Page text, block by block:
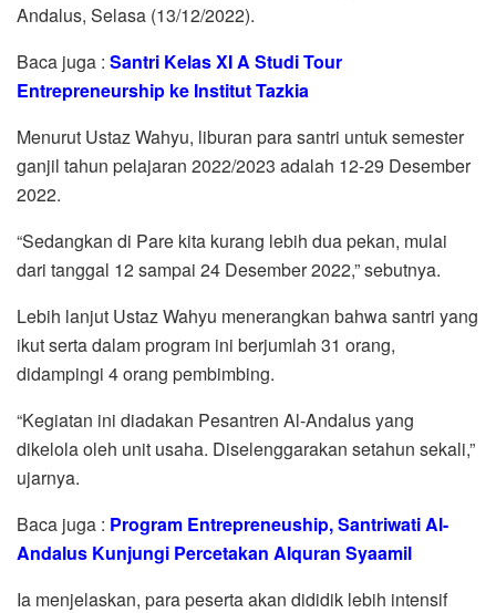
Andalus, Selasa (13/12/2022).
Baca juga : Santri Kelas XI A Studi Tour
Entrepreneurship ke Institut Tazkia
Menurut Ustaz Wahyu, liburan para santri untuk semester
ganjil tahun pelajaran 2022/2023 adalah 12-29 Desember
2022.
“Sedangkan di Pare kita kurang lebih dua pekan, mulai
dari tanggal 12 sampai 24 Desember 2022,” sebutnya.
Lebih lanjut Ustaz Wahyu menerangkan bahwa santri yang
ikut serta dalam program ini berjumlah 31 orang,
didampingi 4 orang pembimbing.
“Kegiatan ini diadakan Pesantren Al-Andalus yang
dikelola oleh unit usaha. Diselenggarakan setahun sekali,”
ujarnya.
Baca juga : Program Entrepreneuship, Santriwati Al-
Andalus Kunjungi Percetakan Alquran Syaamil
Ia menjelaskan, para peserta akan dididik lebih intensif